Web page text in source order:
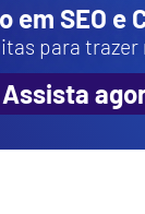
em SEO e
para
Assista